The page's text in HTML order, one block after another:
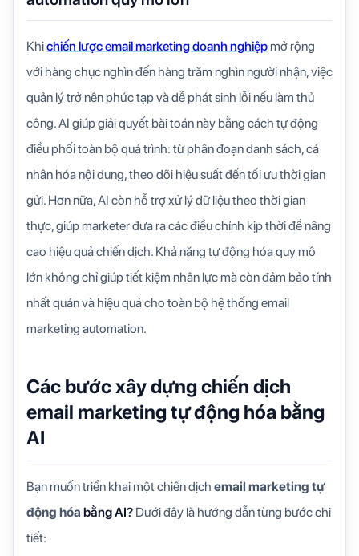
Khichiến lược email marketing doanh nghiệp mở rộng
với hàng chục nghìn đến hàng trăm nghìn người nhận, việc
quản lý trở nên phức tạp và dễ phát sinh lỗi nếu làm thủ
công. AI giúp giải quyết bài toán này bằng cách tự động
điều phối toàn bộ quá trình: từ phân đoạn danh sách, cá
nhân hóa nội dung, theo dõi hiệu suất đến tối ưu thời gian
gửi. Hơn nữa, AI còn hỗ trợ xử lý dữ liệu theo thời gian
thực, giúp marketer đưa ra các điều chỉnh kịp thời để nâng
cao hiệu quả chiến dịch. Khả năng tự động hóa quy mô
lớn không chỉ giúp tiết kiệm nhân lực mà còn đảm bảo tính
nhất quán và hiệu quả cho toàn bộ hệ thống email
marketing automation.
Các bước xây dựng chiến dịch
email marketing tự động hóa bằng
AI
Bạn muốn triển khai một chiến dịch email marketing tự
động hóa bằng AI? Dưới đây là hướng dẫn từng bước chi
tiết: